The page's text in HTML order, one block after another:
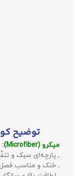
توضیح
میکرو (Microfiber):
ـ پارچه‌ای سبک و
ـ خنک و مناسب